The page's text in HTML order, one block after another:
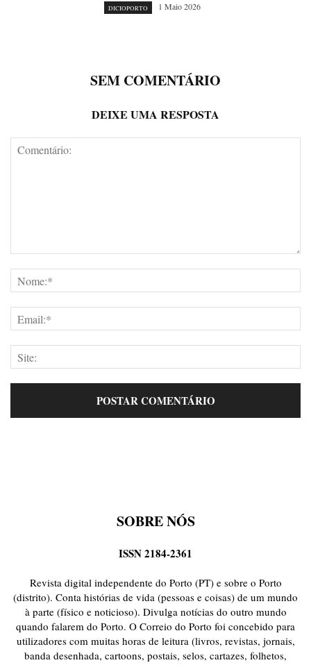
DICIOPORTO 1 Maio 2026
SEM COMENTÁRIO
DEIXE UMA RESPOSTA
SOBRE NÓS
ISSN 2184-2361
Revista digital independente do Porto (PT) e sobre o Porto
(distrito). Conta histórias de vida (pessoas e coisas) de um mundo
à parte (físico e noticioso). Divulga notícias do outro mundo
quando falarem do Porto. O Correio do Porto foi concebido para
utilizadores com muitas horas de leitura (livros, revistas, jornais,
banda desenhada, cartoons, postais, selos, cartazes, folhetos,